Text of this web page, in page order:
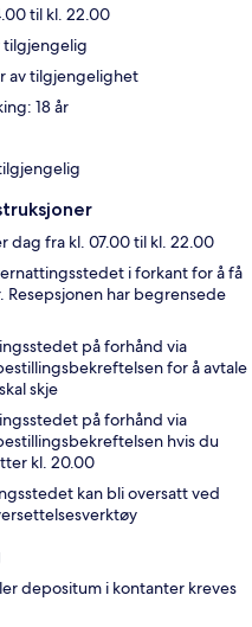
til kl. 22.00
tilgjengelig
av tilgjengelighet
18 år
dag fra kl. 07.00 til kl. 22.00
i forkant for å få
Resepsjonen har begrensede
på forhånd via
for å avtale
skje
på forhånd via
hvis du
kl. 20.00
kan bli oversatt ved
depositum i kontanter kreves